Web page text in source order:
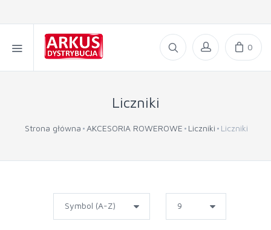
0
Liczniki
Strona główna AKCESORIA ROWEROWE Liczniki Liczniki